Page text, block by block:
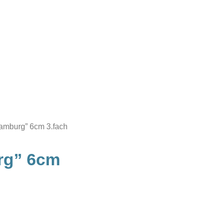
6cm 3.fach
6cm